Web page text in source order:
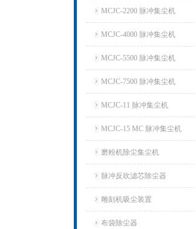
MCJC-2200 脉冲集尘机
MCJC-4000 脉冲集尘机
MCJC-5500 脉冲集尘机
MCJC-7500 脉冲集尘机
MCJC-11 脉冲集尘机
MCJC-15 MC 脉冲集尘机
磨粉机除尘集尘机
脉冲反吹滤芯除尘器
雕刻机吸尘装置
布袋除尘器